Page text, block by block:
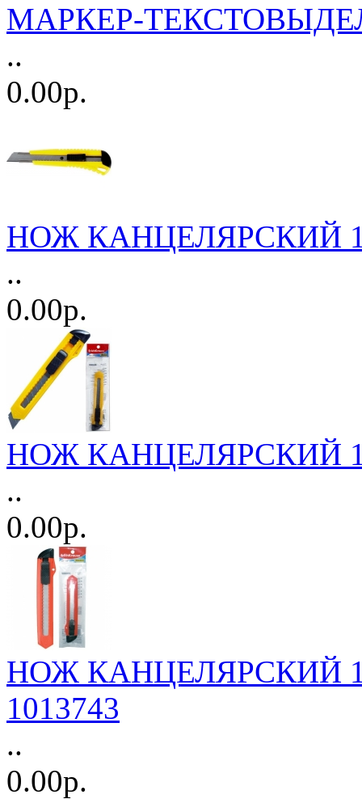
МАРКЕР-
..
0.00р.
НОЖ КАНЦЕЛЯРСКИЙ
..
0.00р.
НОЖ КАНЦЕЛЯРСКИЙ
..
0.00р.
НОЖ КАНЦЕЛЯРСКИЙ
1013743
..
0.00р.